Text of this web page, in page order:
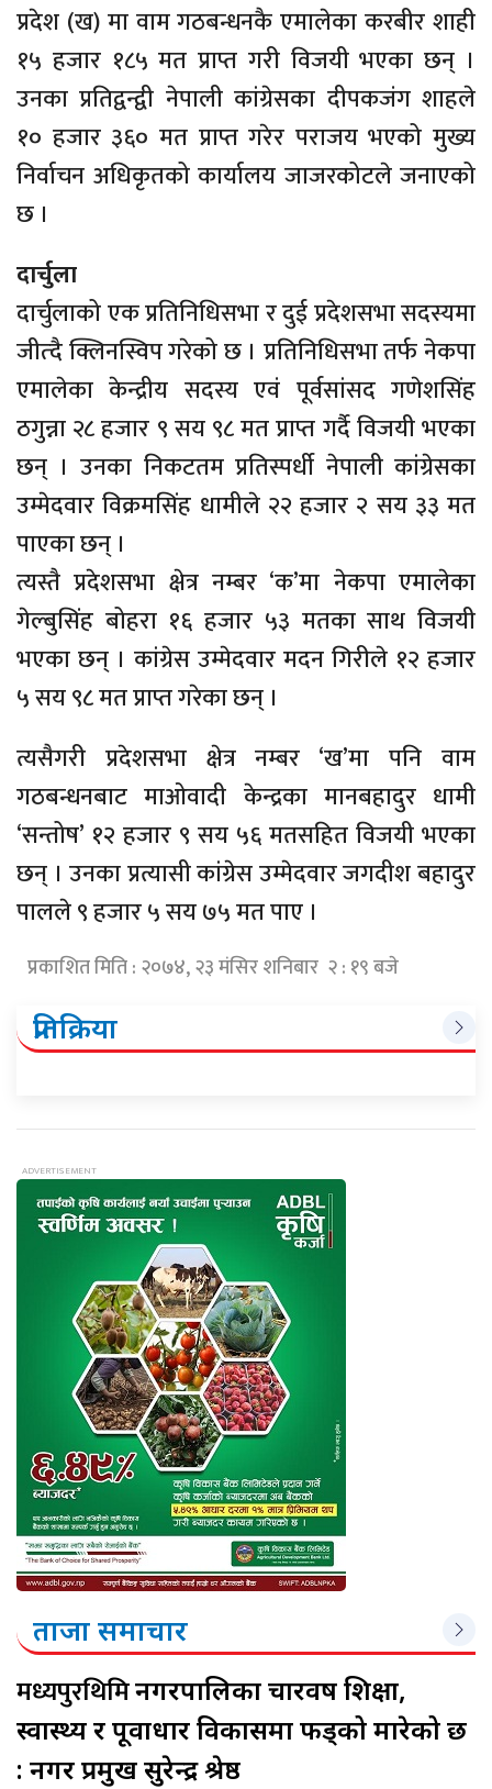
प्रदेश (ख) मा वाम गठबन्धनकै एमालेका करबीर शाही
१५ हजार १८५ मत प्राप्त गरी विजयी भएका छन् ।
उनका प्रतिद्वन्द्वी नेपाली कांग्रेसका दीपकजंग शाहले
१० हजार ३६० मत प्राप्त गरेर पराजय भएको मुख्य
निर्वाचन अधिकृतको कार्यालय जाजरकोटले जनाएको
छ ।
दार्चुला
दार्चुलाको एक प्रतिनिधिसभा र दुई प्रदेशसभा सदस्यमा
जीत्दै क्लिनस्विप गरेको छ । प्रतिनिधिसभा तर्फ नेकपा
एमालेका केन्द्रीय सदस्य एवं पूर्वसांसद गणेशसिंह
ठगुन्ना २८ हजार ९ सय ९८ मत प्राप्त गर्दै विजयी भएका
छन् । उनका निकटतम प्रतिस्पर्धी नेपाली कांग्रेसका
उम्मेदवार विक्रमसिंह धामीले २२ हजार २ सय ३३ मत
पाएका छन् ।
त्यस्तै प्रदेशसभा क्षेत्र नम्बर ‘क’मा नेकपा एमालेका
गेल्बुसिंह बोहरा १६ हजार ५३ मतका साथ विजयी
भएका छन् । कांग्रेस उम्मेदवार मदन गिरीले १२ हजार
५ सय ९८ मत प्राप्त गरेका छन् ।
त्यसैगरी प्रदेशसभा क्षेत्र नम्बर ‘ख’मा पनि वाम
गठबन्धनबाट माओवादी केन्द्रका मानबहादुर धामी
‘सन्तोष’ १२ हजार ९ सय ५६ मतसहित विजयी भएका
छन् । उनका प्रत्यासी कांग्रेस उम्मेदवार जगदीश बहादुर
पालले ९ हजार ५ सय ७५ मत पाए ।
प्रकाशित मिति : २०७४, २३ मंसिर शनिबार २ : १९ बजे
प्रतिक्रिया
ताजा समाचार
मध्यपुरथिमिनगरपालिका चारवर्ष शिक्षा,
स्वास्थ्य र पूर्वाधार विकासमा फड्को मारेको छ
: नगर प्रमुख सुरेन्द्र श्रेष्ठ